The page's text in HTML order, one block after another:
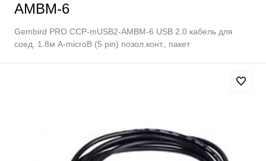
AMBM-6
Gembird PRO CCP-mUSB2-AMBM-6 USB 2.0 кабель для
соед. 1.8м А-microB (5 pin) позол.конт., пакет